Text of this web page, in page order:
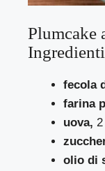
Plumcake
Ingredienti
fecola
farina
uova, 2
olio di